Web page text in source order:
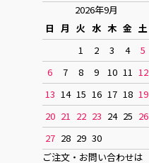
2026年9月
日
月 火 水 木 金 土
1
2 3 4
5
6
7 8 9 10 11
12
13 14 15 16 17 18 19
20 21 22 23 24 25 26
27 28 29 30
ご注文・お問い合わせは